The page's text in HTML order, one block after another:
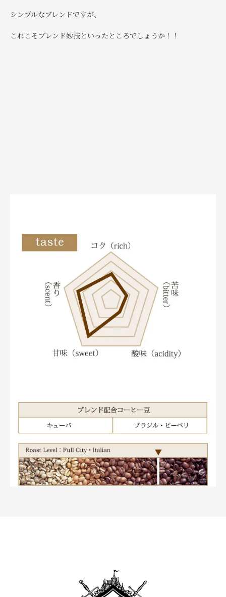
シンプルなブレンドですが、
これこそブレンド妙技といったところでしょうか！！